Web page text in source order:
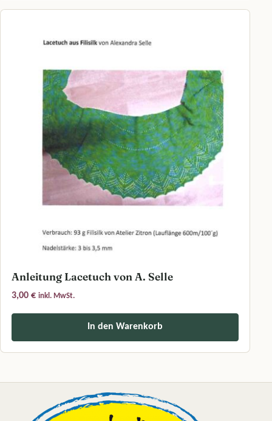
Anleitung Lacetuch von A. Selle
3,00 € inkl. MwSt.
In den Warenkorb